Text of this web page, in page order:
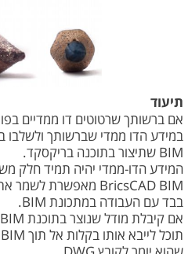
תיעוד
במידע הדו ממדי שברשותך
BIM שתיצור בתוכנה בריקסקד.
המידע הדו-ממדי יהיה תמיד חלק
בבד עם העבודה במתכונת BIM.